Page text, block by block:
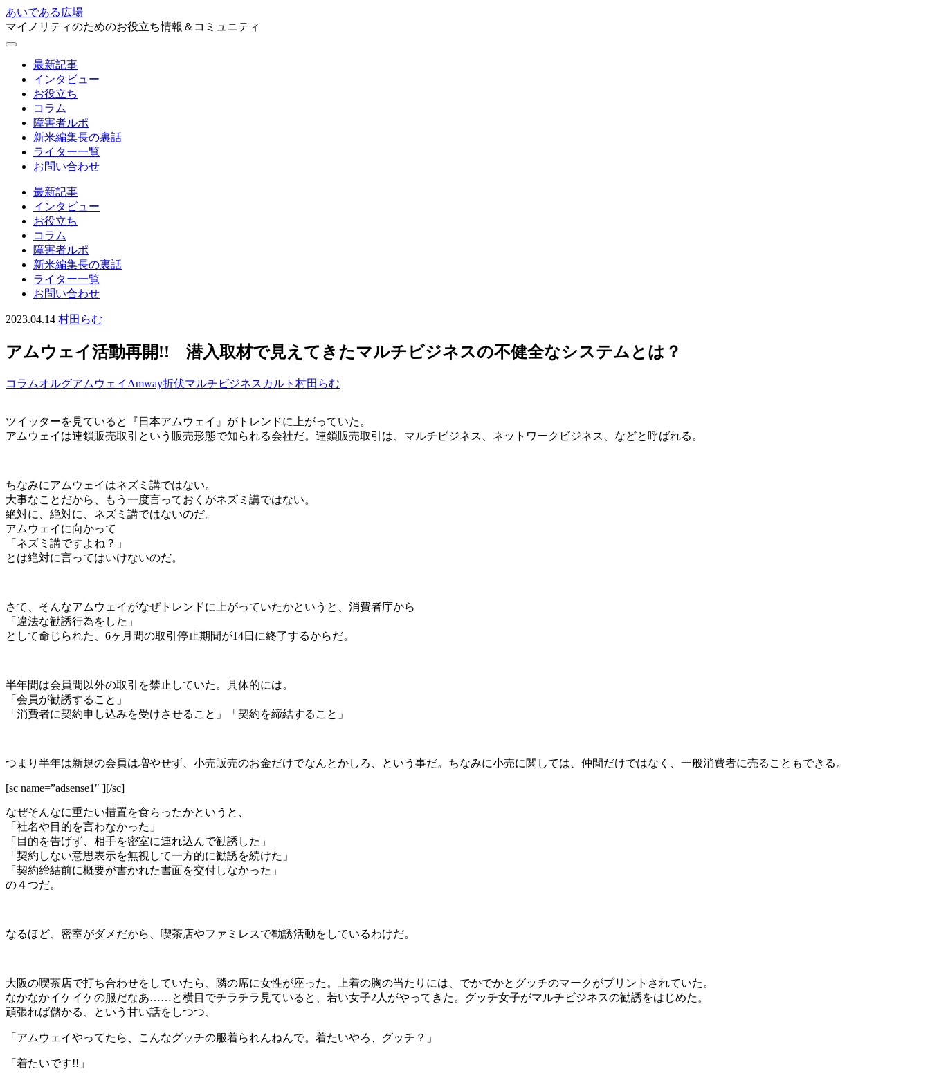
あいである広場
マイノリティのためのお役立ち情報＆コミュニティ
最新記事
インタビュー
お役立ち
コラム
障害者ルポ
新米編集長の裏話
ライター一覧
お問い合わせ
最新記事
インタビュー
お役立ち
コラム
障害者ルポ
新米編集長の裏話
ライター一覧
お問い合わせ
2023.04.14 村田らむ
アムウェイ活動再開!! 潜入取材で見えてきたマルチビジネスの不健全なシステムとは？
コラムオルグアムウェイ Amway折伏マルチビジネス カルト 村田らむ
ツイッターを見ていると『日本アムウェイ』がトレンドに上がっていた。
アムウェイは連鎖販売取引という販売形態で知られる会社だ。連鎖販売取引は、マルチビジネス、ネットワークビジネス、などと呼ばれる。
ちなみにアムウェイはネズミ講ではない。
大事なことだから、もう一度言っておくがネズミ講ではない。
絶対に、絶対に、ネズミ講ではないのだ。
アムウェイに向かって
「ネズミ講ですよね？」
とは絶対に言ってはいけないのだ。
さて、そんなアムウェイがなぜトレンドに上がっていたかというと、消費者庁から
「違法な勧誘行為をした」
として命じられた、6ヶ月間の取引停止期間が14日に終了するからだ。
半年間は会員間以外の取引を禁止していた。具体的には。
「会員が勧誘すること」
「消費者に契約申し込みを受けさせること」「契約を締結すること」
つまり半年は新規の会員は増やせず、小売販売のお金だけでなんとかしろ、という事だ。ちなみに小売に関しては、仲間だけではなく、一般消費者に売ることもできる。
[sc name=”adsense1″ ][/sc]
なぜそんなに重たい措置を食らったかというと、
「社名や目的を言わなかった」
「目的を告げず、相手を密室に連れ込んで勧誘した」
「契約しない意思表示を無視して一方的に勧誘を続けた」
「契約締結前に概要が書かれた書面を交付しなかった」
の４つだ。
なるほど、密室がダメだから、喫茶店やファミレスで勧誘活動をしているわけだ。
大阪の喫茶店で打ち合わせをしていたら、隣の席に女性が座った。上着の胸の当たりには、でかでかとグッチのマークがプリントされていた。
なかなかイケイケの服だなあ……と横目でチラチラ見ていると、若い女子2人がやってきた。グッチ女子がマルチビジネスの勧誘をはじめた。
頑張れば儲かる、という甘い話をしつつ、
「アムウェイやってたら、こんなグッチの服着られんねんで。着たいやろ、グッチ？」
「着たいです!!」